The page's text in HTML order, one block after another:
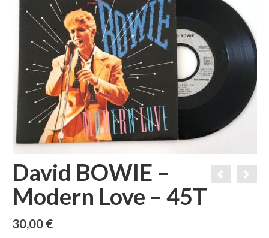
David BOWIE –
Modern Love – 45T
30,00 €